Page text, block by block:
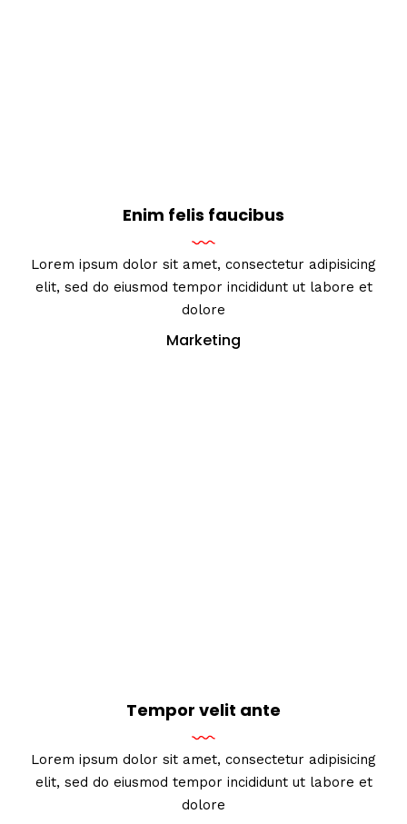
Enim felis faucibus
Lorem ipsum dolor sit amet, consectetur adipisicing
elit, sed do eiusmod tempor incididunt ut labore et
dolore
Marketing
Tempor velit ante
Lorem ipsum dolor sit amet, consectetur adipisicing
elit, sed do eiusmod tempor incididunt ut labore et
dolore